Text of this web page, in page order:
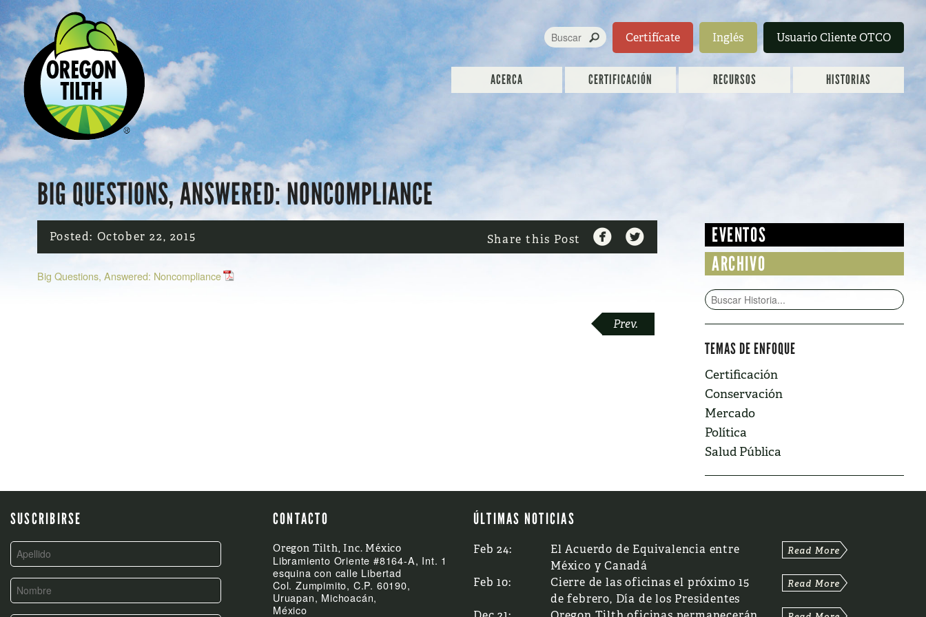
Certifícate Inglés Usuario Cliente OTCO
ACERCA CERTIFICACIÓN RECURSOS HISTORIAS
BIG QUESTIONS, ANSWERED: NONCOMPLIANCE
Share this Post  
Posted: October 22, 2015
Big Questions, Answered: Noncompliance
Prev.
EVENTOS
ARCHIVO
TEMAS DE ENFOQUE
Certificación
Conservación
Mercado
Política
Salud Pública
SUSCRIBIRSE CONTACTO
Oregon Tilth, Inc. México
Libramiento Oriente #8164-A, Int. 1
esquina con calle Libertad
Col. Zumpimito, C.P. 60190,
Uruapan, Michoacán,
México
ÚLTIMAS NOTICIAS
Feb 24:
El Acuerdo de Equivalencia entre
México y Canadá
Feb 10:
Cierre de las oficinas el próximo 15
de febrero, Día de los Presidentes